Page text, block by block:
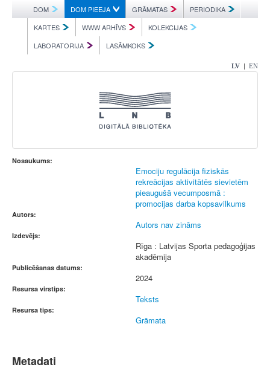
DOM DOM PIEEJA GRĀMATAS
PERIODIKA
KARTES
WWW ARHĪVS
KOLEKCIJAS
LABORATORIJA
LASĀMKOKS
LV | EN
Nosaukums:
Emociju regulācija fiziskās
rekreācijas aktivitātēs sievietēm
pieaugušā vecumposmā :
promocijas darba kopsavilkums
Autors:
Autors nav zināms
Izdevējs:
Rīga : Latvijas Sporta pedagoģijas
akadēmija
Publicēšanas datums:
2024
Resursa virstips:
Teksts
Resursa tips:
Grāmata
Metadati